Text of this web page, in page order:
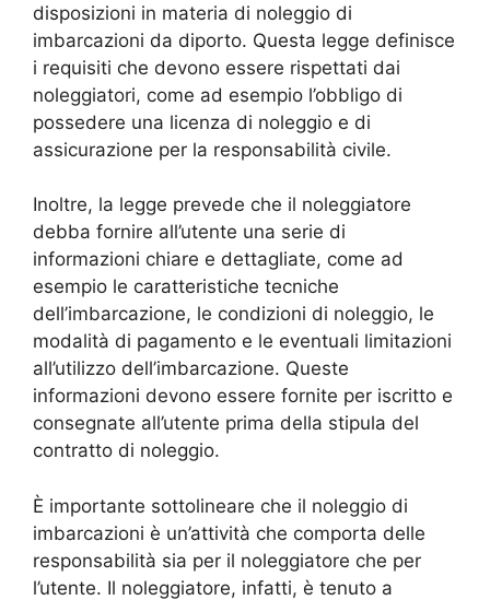
disposizioni in materia di noleggio di
imbarcazioni da diporto. Questa legge definisce
i requisiti che devono essere rispettati dai
noleggiatori, come ad esempio l’obbligo di
possedere una licenza di noleggio e di
assicurazione per la responsabilità civile.
Inoltre, la legge prevede che il noleggiatore
debba fornire all’utente una serie di
informazioni chiare e dettagliate, come ad
esempio le caratteristiche tecniche
dell’imbarcazione, le condizioni di noleggio, le
modalità di pagamento e le eventuali limitazioni
all’utilizzo dell’imbarcazione. Queste
informazioni devono essere fornite per iscritto e
consegnate all’utente prima della stipula del
contratto di noleggio.
È importante sottolineare che il noleggio di
imbarcazioni è un’attività che comporta delle
responsabilità sia per il noleggiatore che per
l’utente. Il noleggiatore, infatti, è tenuto a